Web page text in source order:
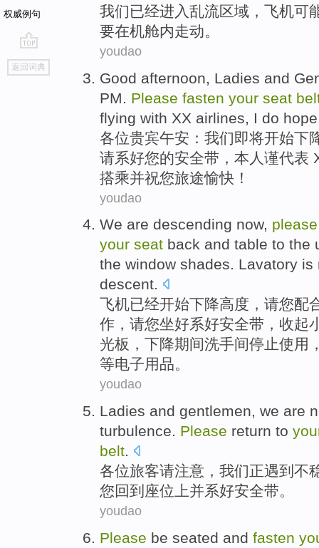
权威例句
go
top
返回词典
我们已经进入乱流区域 ， 飞机可
要在机舱内走动。
youdao
Good afternoon Ladies and
PM
Please fasten your seat
flying with XX airlines , I do hope
各位贵宾午安： 我们 即将开始下
请系好您的安全带 ， 本人 谨代表
搭乘并祝您旅途愉快 ！
youdao
We are descending now, please
your seat back and table to the
the window shades. Lavatory is
descent.
飞机已经开始下降高度， 请您配
作 ，请您坐好系好安全带，收起
光板，下降期间洗手间停止使用
等电子用品。
youdao
Ladies and gentlemen, we are
turbulence. Please return to
belt.
各位旅客请注意 ， 我们正遇到不
您回到 座位上并系好安全带。
youdao
Please be seated and fasten